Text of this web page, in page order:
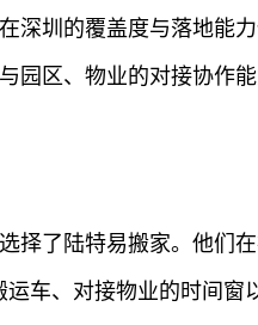
深圳的覆盖度与落地能
园区、物业的对接协作
择了陆特易搬家。他们
车、对接物业的时间